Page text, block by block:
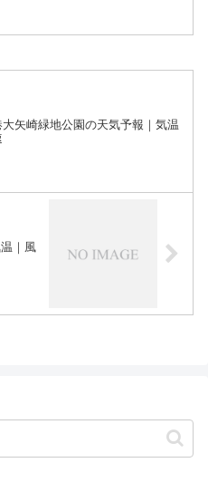
大矢崎緑地公園の天気予報｜気温
｜風